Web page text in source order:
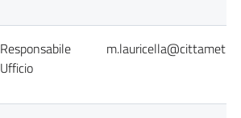
Responsabile
Ufficio